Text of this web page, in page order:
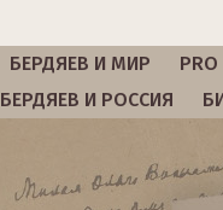
БЕРДЯЕВ И МИР
PRO
БЕРДЯЕВ И РОССИЯ